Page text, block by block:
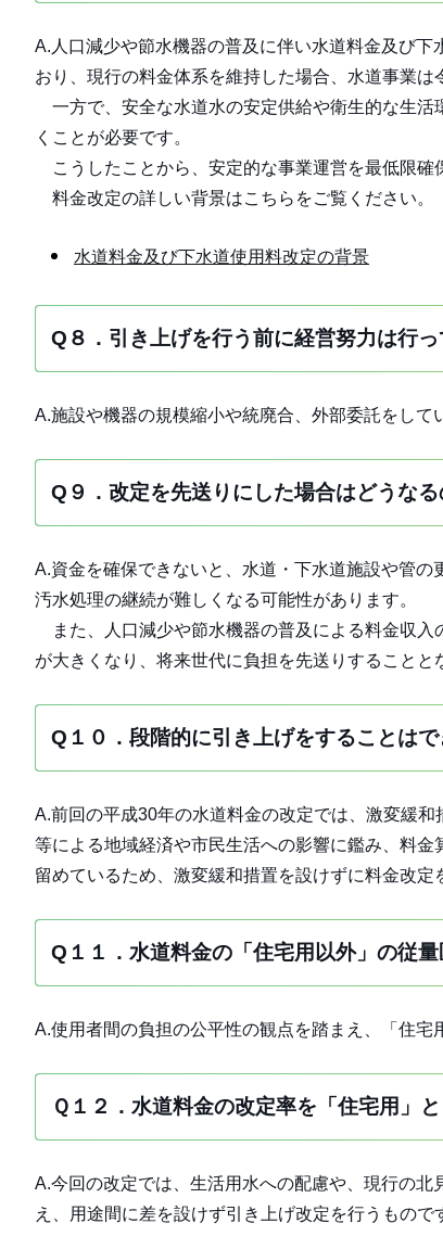
A.人口減少や節水機器の普及に伴い水道料金及び
おり、現行の料金体系を維持した場合、水道事業
一方で、安全な水道水の安定供給や衛生的な生活
くことが必要です。
こうしたことから、安定的な事業運営を最低限確
料金改定の詳しい背景はこちらをご覧ください。
水道料金及び下水道使用料改定の背景
Q８．引き上げを行う前に経営努力は行
A.施設や機器の規模縮小や統廃合、外部委託をして
Q９．改定を先送りにした場合はどうなる
A.資金を確保できないと、水道・下水道施設や管
汚水処理の継続が難しくなる可能性があります。
また、人口減少や節水機器の普及による料金収入
が大きくなり、将来世代に負担を先送りすることと
Q１０．段階的に引き上げをすることは
A.前回の平成30年の水道料金の改定では、激変緩
等による地域経済や市民生活への影響に鑑み、料
留めているため、激変緩和措置を設けずに料金改定
Q１１．水道料金の「住宅用以外」の従
A.使用者間の負担の公平性の観点を踏まえ、「住宅
Ｑ１２．水道料金の改定率を「住宅用」
A.今回の改定では、生活用水への配慮や、現行の
え、用途間に差を設けず引き上げ改定を行うもので